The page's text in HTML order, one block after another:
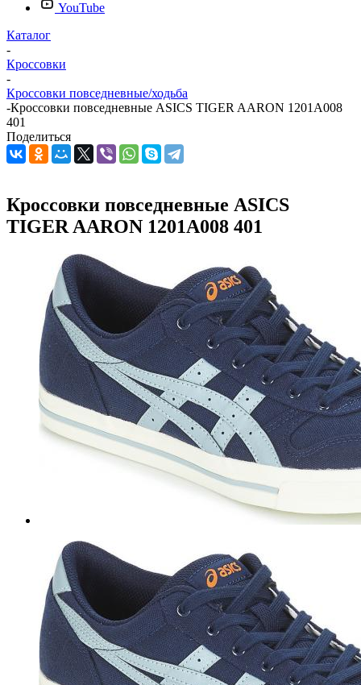
YouTube
Каталог
-
Кроссовки
-
Кроссовки повседневные/ходьба
-Кроссовки повседневные ASICS TIGER AARON 1201A008
401
Поделиться
Кроссовки повседневные ASICS
TIGER AARON 1201A008 401